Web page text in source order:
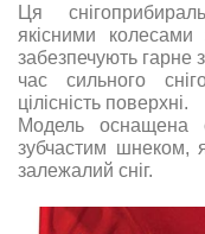
Ця
якісними колесами
забезпечують гарне
час сильного
цілісність поверхні.
Модель оснащена
зубчастим шнеком,
залежалий сніг.